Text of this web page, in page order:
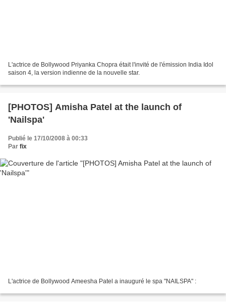
L'actrice de Bollywood Priyanka Chopra était l'invité de l'émission India Idol
saison 4, la version indienne de la nouvelle star.
[PHOTOS] Amisha Patel at the launch of
'Nailspa'
Publié le 17/10/2008 à 00:33
Par fix
L'actrice de Bollywood Ameesha Patel a inauguré le spa "NAILSPA" :